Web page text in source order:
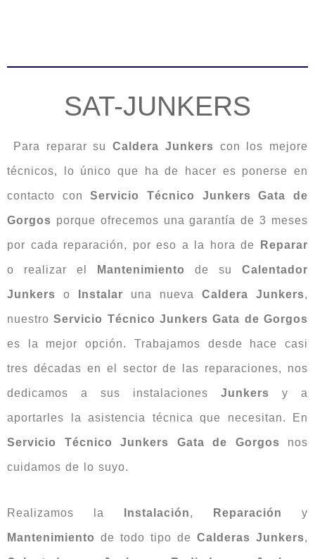
SAT-JUNKERS
Para reparar su Caldera Junkers con los mejore
técnicos, lo único que ha de hacer es ponerse en
contacto conServicio Técnico Junkers Gata de
Gorgos porque ofrecemos una garantía de 3 meses
por cada reparación, por eso a la hora de Reparar
o realizar el Mantenimiento de su Calentador
Junkers o Instalar una nueva Caldera Junkers,
nuestroServicio Técnico Junkers Gata de Gorgos
es la mejor opción. Trabajamos desde hace casi
tres décadas en el sector de las reparaciones, nos
dedicamos a sus instalaciones Junkers y a
aportarles la asistencia técnica que necesitan. En
Servicio Técnico Junkers Gata de Gorgos nos
cuidamos de lo suyo.
Realizamos la Instalación, Reparación y
Mantenimiento de todo tipo de Calderas Junkers,